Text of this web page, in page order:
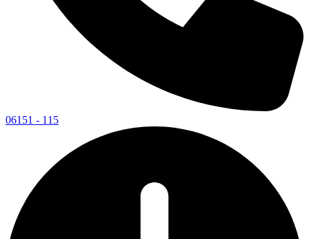
06151 - 115